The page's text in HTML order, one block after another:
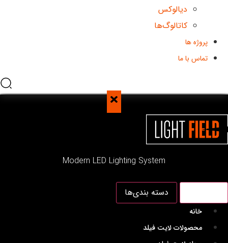
دیالوکس
کاتالوگ‌ها
پروژه ها
تماس با ما
Modern LED Lighting System
دسته بندی‌ها
خانه
محصولات لایت فیلد